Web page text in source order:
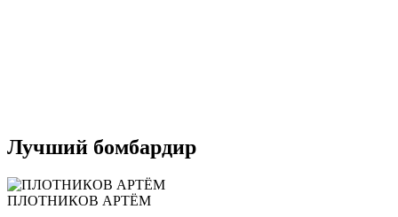
Лучший бомбардир
ПЛОТНИКОВ АРТЁМ